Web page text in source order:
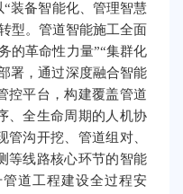
装备智能化、管理智慧
型。管道智能施工全面
的革命性力量”“集群化
署，通过深度融合智能
控平台，构建覆盖管道
、全生命周期的人机协
沟开挖、管道组对、
等线路核心环节的智能
道工程建设全过程安